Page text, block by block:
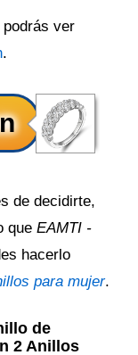
ver
.
de decidirte,
que EAMTI -
hacerlo
para mujer.
de
2 Anillos